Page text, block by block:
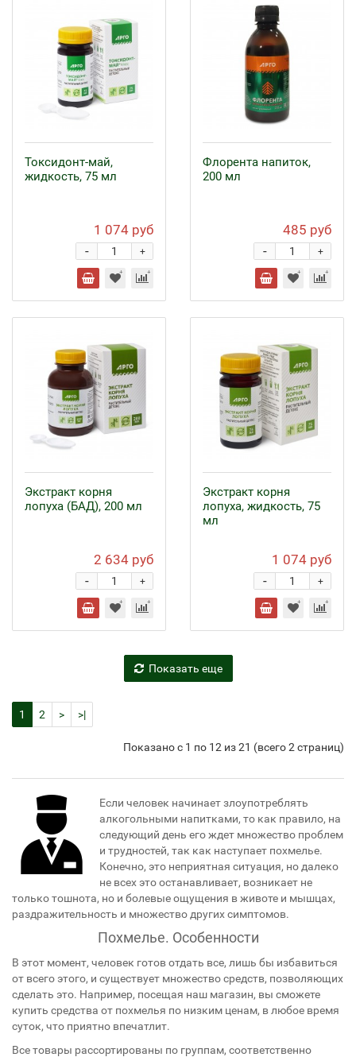
Токсидонт-май,
жидкость, 75 мл
1 074 руб
+
-
Флорента напиток,
200 мл
485 руб
+
-
Экстракт корня
лопуха (БАД), 200 мл
2 634 руб
+
-
Экстракт корня
лопуха, жидкость, 75
мл
1 074 руб
+
-
Показать еще
1 2 > >|
Показано с 1 по 12 из 21 (всего 2 страниц)
Если человек начинает злоупотреблять
алкогольными напитками, то как правило, на
следующий день его ждет множество проблем
и трудностей, так как наступает похмелье.
Конечно, это неприятная ситуация, но далеко
не всех это останавливает, возникает не
только тошнота, но и болевые ощущения в животе и мышцах,
раздражительность и множество других симптомов.
Похмелье. Особенности
В этот момент, человек готов отдать все, лишь бы избавиться
от всего этого, и существует множество средств, позволяющих
сделать это. Например, посещая наш магазин, вы сможете
купить средства от похмелья по низким ценам, в любое время
суток, что приятно впечатлит.
Все товары рассортированы по группам, соответственно